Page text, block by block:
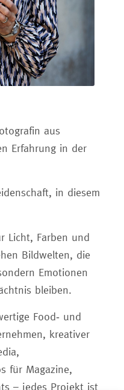
aus
Erfahrung in der
in diesem
Licht, Farben und
Bildwelten, die
Emotionen
bleiben.
Food- und
kreativer
für Magazine,
– jedes Projekt ist